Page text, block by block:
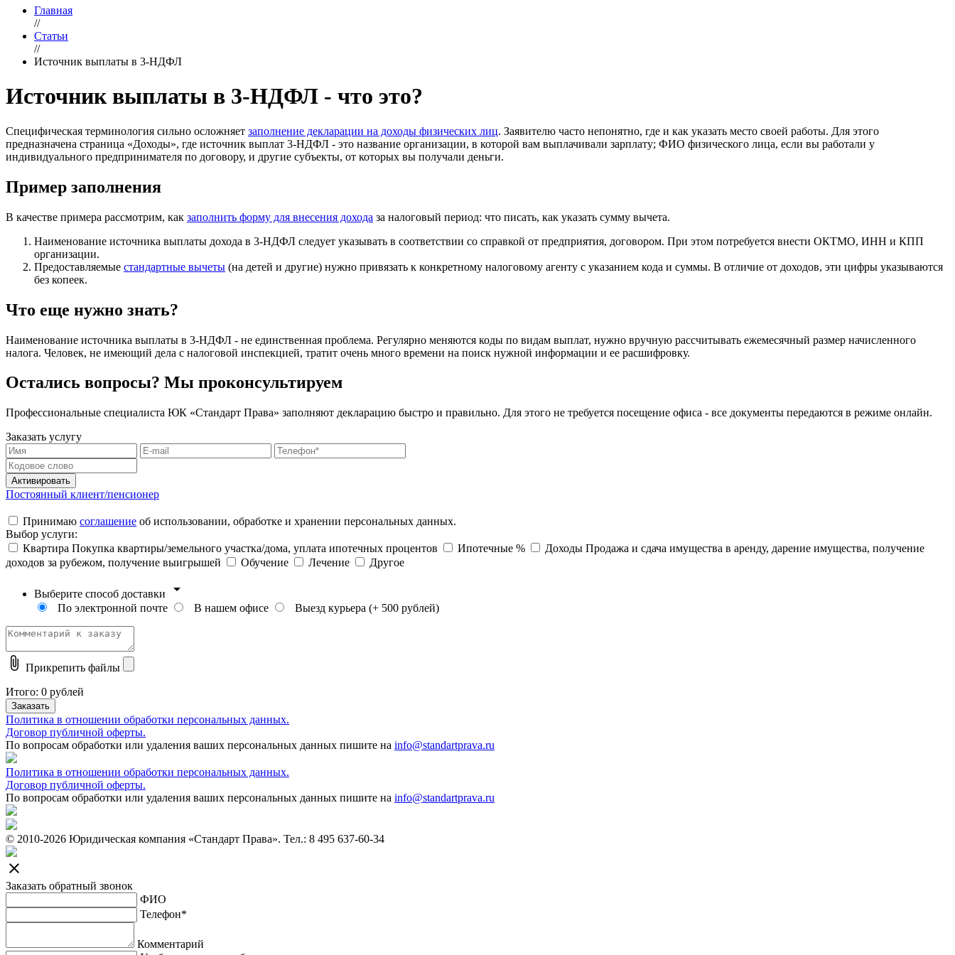
Главная
//
Статьи
//
Источник выплаты в 3-НДФЛ
Источник выплаты в 3-НДФЛ - что это?
Специфическая терминология сильно осложняет заполнение декларации на доходы физических лиц. Заявителю часто непонятно, где и как указать место своей работы. Для этого
предназначена страница «Доходы», где источник выплат 3-НДФЛ - это название организации, в которой вам выплачивали зарплату; ФИО физического лица, если вы работали у
индивидуального предпринимателя по договору, и другие субъекты, от которых вы получали деньги.
Пример заполнения
В качестве примера рассмотрим, как заполнить форму для внесения дохода за налоговый период: что писать, как указать сумму вычета.
Наименование источника выплаты дохода в 3-НДФЛ следует указывать в соответствии со справкой от предприятия, договором. При этом потребуется внести ОКТМО, ИНН и КПП
организации.
Предоставляемые стандартные вычеты (на детей и другие) нужно привязать к конкретному налоговому агенту с указанием кода и суммы. В отличие от доходов, эти цифры указываются
без копеек.
Что еще нужно знать?
Наименование источника выплаты в 3-НДФЛ - не единственная проблема. Регулярно меняются коды по видам выплат, нужно вручную рассчитывать ежемесячный размер начисленного
налога. Человек, не имеющий дела с налоговой инспекцией, тратит очень много времени на поиск нужной информации и ее расшифровку.
Остались вопросы? Мы проконсультируем
Профессиональные специалиста ЮК «Стандарт Права» заполняют декларацию быстро и правильно. Для этого не требуется посещение офиса - все документы передаются в режиме онлайн.
Заказать услугу
Активировать
Постоянный клиент/пенсионер
Принимаю соглашение об использовании, обработке и хранении персональных данных.
Выбор услуги:
Квартира Покупка квартиры/земельного участка/дома, уплата ипотечных процентов Ипотечные % Доходы Продажа и сдача имущества в аренду, дарение имущества, получение
доходов за рубежом, получение выигрышей
Обучение Лечение Другое
Выберите способ доставки arrow_drop_down
По электронной почте В нашем офисе Выезд курьера (+ 500 рублей)
attach_file Прикрепить файлы
Итого: 0 рублей
Заказать
Политика в отношении обработки персональных данных.
Договор публичной оферты.
По вопросам обработки или удаления ваших персональных данных пишите на info@standartprava.ru
Политика в отношении обработки персональных данных.
Договор публичной оферты.
По вопросам обработки или удаления ваших персональных данных пишите на info@standartprava.ru
© 2010-2026 Юридическая компания «Стандарт Права». Тел.: 8 495 637-60-34
close
Заказать обратный звонок
ФИО
Телефон*
Комментарий